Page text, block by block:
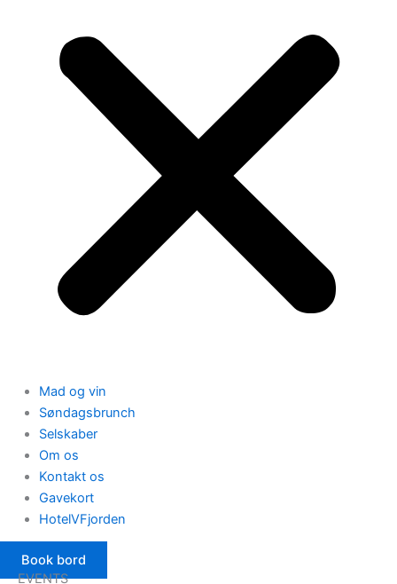
Mad og vin
Søndagsbrunch
Selskaber
Om os
Kontakt os
Gavekort
HotelVFjorden
Book bord
EVENTS